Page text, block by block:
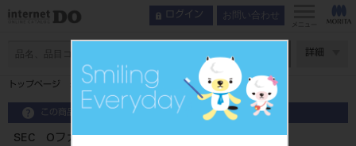
ログイン お問い合わせ
メニュー
詳細
トップページ SEC Oファイル H型 25mm 6入 ＃55
この商品に関するお問い合わせ
SEC Oファイル H型 25mm 6入 ＃55